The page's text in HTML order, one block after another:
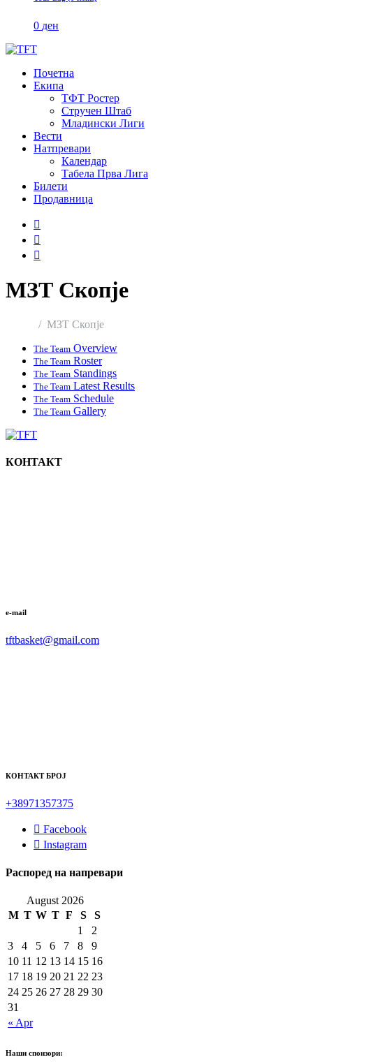
0 ден
Почетна
Екипа
ТФТ Ростер
Стручен Штаб
Младински Лиги
Вести
Натпревари
Календар
Табела Прва Лига
Билети
Продавница
МЗТ Скопје
МЗТ Скопје
The Team Overview
The Team Roster
The Team Standings
The Team Latest Results
The Team Schedule
The Team Gallery
КОНТАКТ
e-mail
tftbasket@gmail.com
КОНТАКТ БРОЈ
+38971357375
Facebook
Instagram
Распоред на напревари
August 2026
M T W T F S S
« Apr
1
2
3
4 5 6 7 8
9
10 11 12 13 14 15 16
17 18 19 20 21 22 23
24 25 26 27 28 29 30
31
Наши спонзори: